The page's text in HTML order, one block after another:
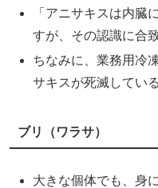
「アニサキスは内臓
すが、その認識に合
ちなみに、業務用冷
サキスが死滅してい
ブリ（ワラサ）
大きな個体でも、身